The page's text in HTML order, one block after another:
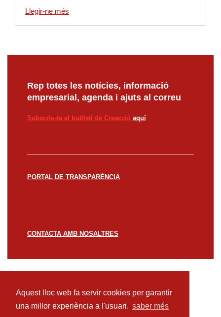
Aquest lloc web fa servir cookies per garantir
una millor experiència a l'usuari. saber més
Llegir-ne més
Rep totes les notícies, informació
empresarial, agenda i ajuts al correu
Subscriu-te al butlletí de Creacció aquí
PORTAL DE TRANSPARÈNCIA
CONTACTA AMB NOSALTRES